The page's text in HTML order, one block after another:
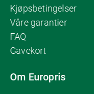
Kjøpsbetingelser
Våre garantier
FAQ
Gavekort
Om Europris